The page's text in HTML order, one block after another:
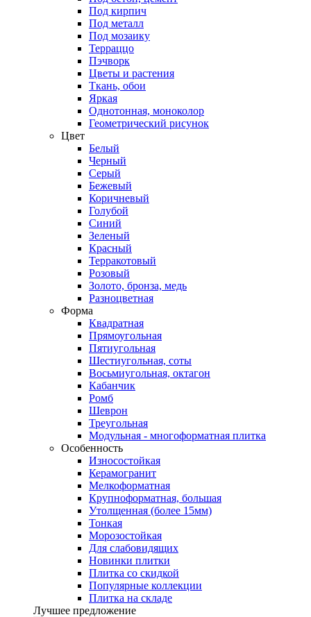
Под кирпич
Под металл
Под мозаику
Терраццо
Пэчворк
Цветы и растения
Ткань, обои
Яркая
Однотонная, моноколор
Геометрический рисунок
Цвет
Белый
Черный
Серый
Бежевый
Коричневый
Голубой
Синий
Зеленый
Красный
Терракотовый
Розовый
Золото, бронза, медь
Разноцветная
Форма
Квадратная
Прямоугольная
Пятиугольная
Шестиугольная, соты
Восьмиугольная, октагон
Кабанчик
Ромб
Шеврон
Треугольная
Модульная - многоформатная плитка
Особенность
Износостойкая
Керамогранит
Мелкоформатная
Крупноформатная, большая
Утолщенная (более 15мм)
Тонкая
Морозостойкая
Для слабовидящих
Новинки плитки
Плитка со скидкой
Популярные коллекции
Плитка на складе
Лучшее предложение